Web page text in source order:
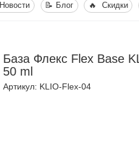
Новости 📝 Блог 🔥 Скидки
База Флекс Flex Base
50 ml
Артикул: KLIO-Flex-04